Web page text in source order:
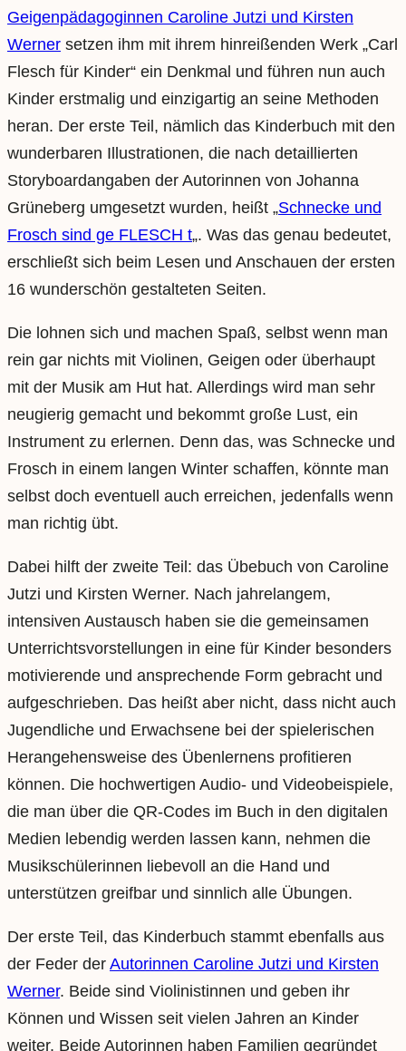
Geigenpädagoginnen Caroline Jutzi und Kirsten
Werner setzen ihm mit ihrem hinreißenden Werk „Carl
Flesch für Kinder“ ein Denkmal und führen nun auch
Kinder erstmalig und einzigartig an seine Methoden
heran. Der erste Teil, nämlich das Kinderbuch mit den
wunderbaren Illustrationen, die nach detaillierten
Storyboardangaben der Autorinnen von Johanna
Grüneberg umgesetzt wurden, heißt „Schnecke und
Frosch sind ge FLESCH t„. Was das genau bedeutet,
erschließt sich beim Lesen und Anschauen der ersten
16 wunderschön gestalteten Seiten.
Die lohnen sich und machen Spaß, selbst wenn man
rein gar nichts mit Violinen, Geigen oder überhaupt
mit der Musik am Hut hat. Allerdings wird man sehr
neugierig gemacht und bekommt große Lust, ein
Instrument zu erlernen. Denn das, was Schnecke und
Frosch in einem langen Winter schaffen, könnte man
selbst doch eventuell auch erreichen, jedenfalls wenn
man richtig übt.
Dabei hilft der zweite Teil: das Übebuch von Caroline
Jutzi und Kirsten Werner. Nach jahrelangem,
intensiven Austausch haben sie die gemeinsamen
Unterrichtsvorstellungen in eine für Kinder besonders
motivierende und ansprechende Form gebracht und
aufgeschrieben. Das heißt aber nicht, dass nicht auch
Jugendliche und Erwachsene bei der spielerischen
Herangehensweise des Übenlernens profitieren
können. Die hochwertigen Audio- und Videobeispiele,
die man über die QR-Codes im Buch in den digitalen
Medien lebendig werden lassen kann, nehmen die
Musikschülerinnen liebevoll an die Hand und
unterstützen greifbar und sinnlich alle Übungen.
Der erste Teil, das Kinderbuch stammt ebenfalls aus
der Feder der Autorinnen Caroline Jutzi und Kirsten
Werner. Beide sind Violinistinnen und geben ihr
Können und Wissen seit vielen Jahren an Kinder
weiter. Beide Autorinnen haben Familien gegründet